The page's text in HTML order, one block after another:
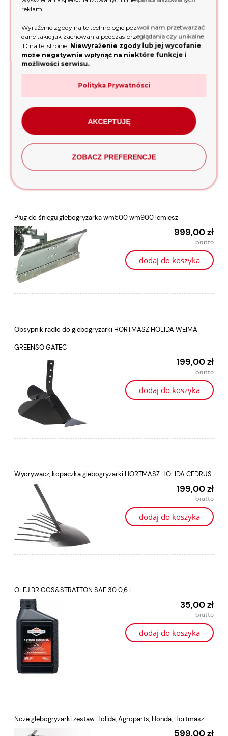
wiedzy oraz profesjonalnej obsługi. Telefon do naszego
Produkty powiązane
Pług do glebogryzarki AGROMA AGROPARTS HORTMASZ HOLIDA
dodaj do koszyka
Pług do śniegu glebogryzarka wm500 wm900 lemiesz
999,00 zł
dodaj do koszyka
Obsypnik radło do glebogryzarki HORTMASZ HOLIDA WEIMA
GREENSO GATEC
199,00 zł
dodaj do koszyka
Wyorywacz, kopaczka glebogryzarki HORTMASZ HOLIDA CEDRUS
199,00 zł
dodaj do koszyka
OLEJ BRIGGS&STRATTON SAE 30 0,6 L
35,00 zł
dodaj do koszyka
Noże glebogryzarki zestaw Holida, Agroparts, Honda, Hortmasz
599,00 zł
reklam.
Wyrażenie zgody na te technologie pozwoli nam przetwarzać
dane takie jak zachowania podczas przeglądania czy unikalne
ID na tej stronie. Niewyrażenie zgody lub jej wycofanie
może negatywnie wpłynąć na niektóre funkcje i
możliwości serwisu.
Polityka Prywatnósci
AKCEPTUJĘ
ZOBACZ PREFERENCJE